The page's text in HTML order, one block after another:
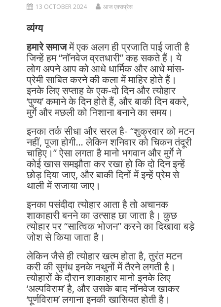
13 OCTOBER 2024 आज एक्सप्रेस
व्यंग्य
हमारे समाजमें एक अलग ही प्रजाति पाई जाती है
जिन्हें हम “नॉनवेज व्रतधारी” कह सकते हैं। ये
लोग अपने आप को आधे धार्मिक और आधे मांस-
प्रेमी साबित करने की कला में माहिर होते हैं।
इनके लिए सप्ताह के एक-दो दिन और त्योहार
‘पुण्य’ कमाने के दिन होते हैं, और बाकी दिन बकरे,
मुर्गे और मछली को निशाना बनाने का समय।
इनका तर्क सीधा और सरल है- “शुक्रवार को मटन
नहीं, पूजा होगी… लेकिन शनिवार को चिकन तंदूरी
चाहिए।” ऐसा लगता है मानो भगवान और मुर्गे ने
कोई खास समझौता कर रखा हो कि दो दिन इन्हें
छोड़ दिया जाए, और बाकी दिनों में इन्हें प्रेम से
थाली में सजाया जाए।
इनका पसंदीदा त्योहार आता है तो अचानक
शाकाहारी बनने का उत्साह छा जाता है। कुछ
त्योहार पर “सात्विक भोजन” करने का दिखावा बड़े
जोश से किया जाता है।
लेकिन जैसे ही त्योहार खत्म होता है, तुरंत मटन
करी की सुगंध इनके नथुनों में तैरने लगती है।
त्योहारों के दौरान शाकाहार मानो इनके लिए
‘अल्पविराम’ है, और उसके बाद नॉनवेज खाकर
‘पूर्णविराम’ लगाना इनकी खासियत होती है।